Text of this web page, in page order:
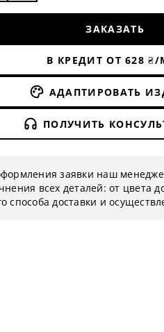
ЗАКАЗАТЬ
В КРЕДИТ ОТ 628 ₴/
АДАПТИРОВАТЬ
ПОЛУЧИТЬ
заявки наш
всех деталей: от цвета
способа доставки и